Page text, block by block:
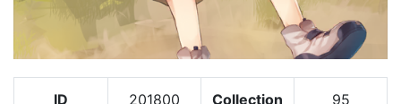
ID 201800 Collection 95